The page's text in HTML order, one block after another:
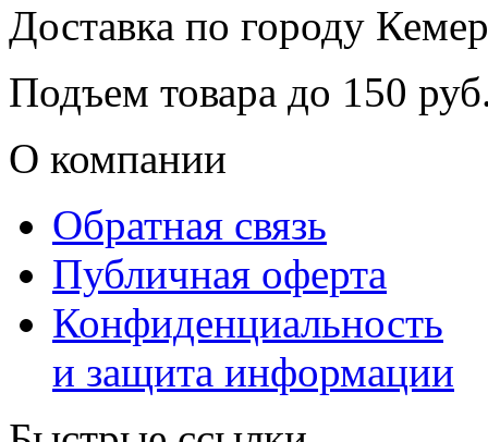
Доставка по городу
Подъем товара до 150
О компании
Обратная связь
Публичная оферта
Конфиденциальность
и защита информации